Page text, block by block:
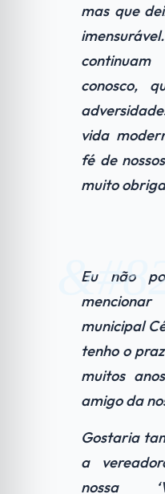
mas que
conosco,
vida
fé de
muito
Eu não
municipal
tenho o
muitos
amigo da
Gostaria
a
nossa